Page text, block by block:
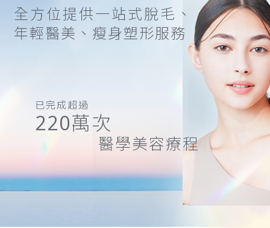
全方位提供一站式脫毛 、
年輕醫美 、 瘦身塑形服務
已完成超過
220萬次
醫學美容療程